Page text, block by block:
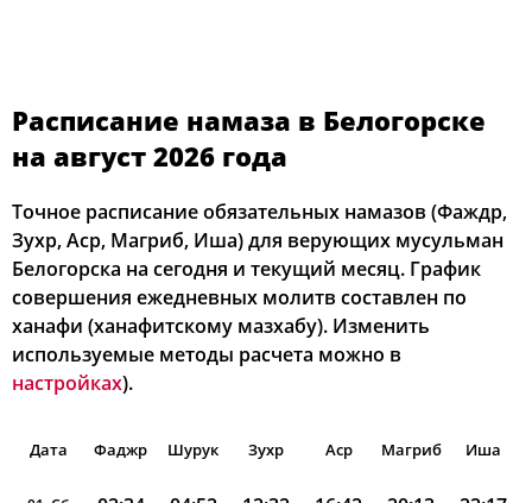
Расписание намаза в Белогорске
на август 2026 года
Точное расписание обязательных намазов (Фаждр,
Зухр, Аср, Магриб, Иша) для верующих мусульман
Белогорска на сегодня и текущий месяц. График
совершения ежедневных молитв составлен по
ханафи (ханафитскому мазхабу). Изменить
используемые методы расчета можно в
настройках).
Дата Фаджр Шурук Зухр Аср Магриб Иша